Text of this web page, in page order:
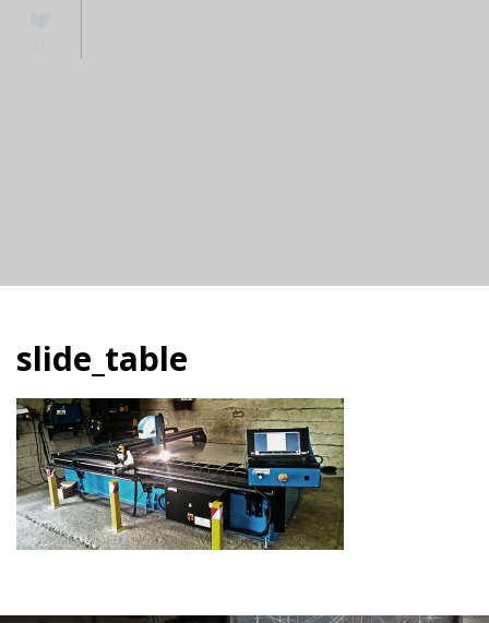
slide_table